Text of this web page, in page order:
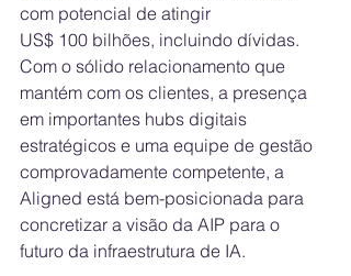
com potencial de atingir
US$ 100 bilhões, incluindo dívidas.
Com o sólido relacionamento que
mantém com os clientes, a presença
em importantes hubs digitais
estratégicos e uma equipe de gestão
comprovadamente competente, a
Aligned está bem-posicionada para
concretizar a visão da AIP para o
futuro da infraestrutura de IA.